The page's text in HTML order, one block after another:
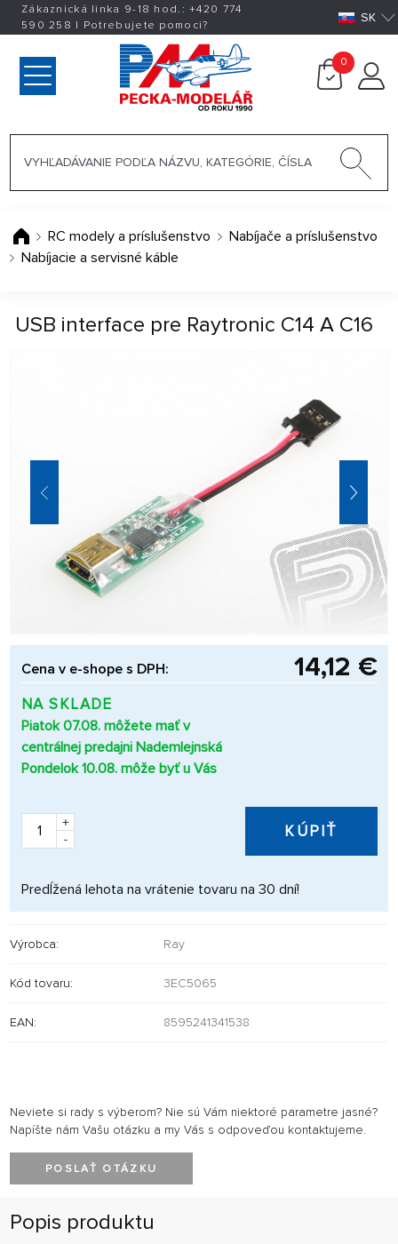
Zákaznická linka 9-18 hod.:+420 774
590 258 | Potrebujete pomoci? SK
0
RC modely a príslušenstvo
Nabíjače a príslušenstvo
Nabíjacie a servisné káble
USB interface pre Raytronic C14 A C16
Cena v e-shope s DPH: 14,12 €
NA SKLADE
Piatok 07.08. môžete mať v
centrálnej predajni Nademlejnská
Pondelok 10.08. môže byť u Vás
+
-
KÚPIŤ
Predĺžená lehota na vrátenie tovaru na 30 dní!
Výrobca: Ray
Kód tovaru: 3EC5065
EAN: 8595241341538
Neviete si rady s výberom? Nie sú Vám niektoré parametre jasné?
Napíšte nám Vašu otázku a my Vás s odpoveďou kontaktujeme.
POSLAŤ OTÁZKU
Popis produktu